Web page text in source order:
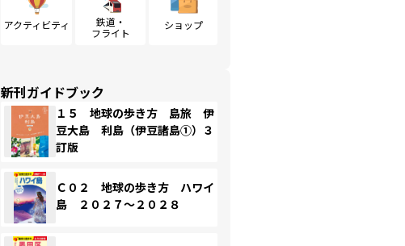
アクティビティ
鉄道・
フライト
ショップ
新刊ガイドブック
１５ 地球の歩き方 島旅 伊
豆大島 利島（伊豆諸島①）３
訂版
Ｃ０２ 地球の歩き方 ハワイ
島 ２０２７～２０２８